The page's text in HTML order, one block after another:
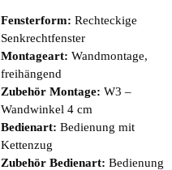
Fensterform: Rechteckige
Senkrechtfenster
Montageart: Wandmontage,
freihängend
Zubehör Montage: W3 –
Wandwinkel 4 cm
Bedienart: Bedienung mit
Kettenzug
Zubehör Bedienart: Bedienung